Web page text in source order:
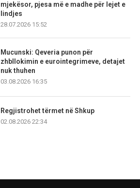
mjekësor, pjesa më e madhe për lejet e
lindjes
28.07.2026 15:52
Mucunski: Qeveria punon për
zhbllokimin e eurointegrimeve, detajet
nuk thuhen
03.08.2026 16:35
Regjistrohet tërmet në Shkup
02.08.2026 22:34